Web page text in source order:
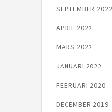
SEPTEMBER 2022
APRIL 2022
MARS 2022
JANUARI 2022
FEBRUARI 2020
DECEMBER 2019